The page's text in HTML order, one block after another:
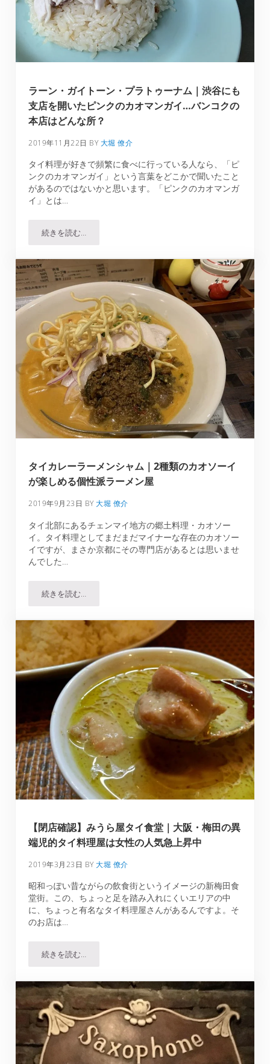
ラーン・ガイトーン・プラトゥーナム｜渋谷にも
支店を開いたピンクのカオマンガイ…バンコクの
本店はどんな所？
2019年11月22日 BY 大堀 僚介
タイ料理が好きで頻繁に食べに行っている人なら、「ピ
ンクのカオマンガイ」という言葉をどこかで聞いたこと
があるのではないかと思います。「ピンクのカオマンガ
イ」とは…
続きを読む…ラーン・ガイトーン・プラトゥーナム｜渋谷にも支店を
タイカレーラーメンシャム｜2種類のカオソーイ
が楽しめる個性派ラーメン屋
2019年9月23日 BY大堀 僚介
タイ北部にあるチェンマイ地方の郷土料理・カオソー
イ。タイ料理としてまだまだマイナーな存在のカオソー
イですが、まさか京都にその専門店があるとは思いませ
んでした…
続きを読む…タイカレーラーメンシャム｜2種類のカオソーイが楽しめ
【閉店確認】みうら屋タイ食堂｜大阪・梅田の異
端児的タイ料理屋は女性の人気急上昇中
2019年3月23日 BY大堀 僚介
昭和っぽい昔ながらの飲食街というイメージの新梅田食
堂街。この、ちょっと足を踏み入れにくいエリアの中
に、ちょっと有名なタイ料理屋さんがあるんですよ。そ
のお店は…
続きを読む…【閉店確認】みうら屋タイ食堂｜大阪・梅田の異端児的